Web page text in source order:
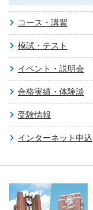
コース・講習
模試・テスト
イベント・説明会
合格実績・体験談
受験情報
インターネット申込